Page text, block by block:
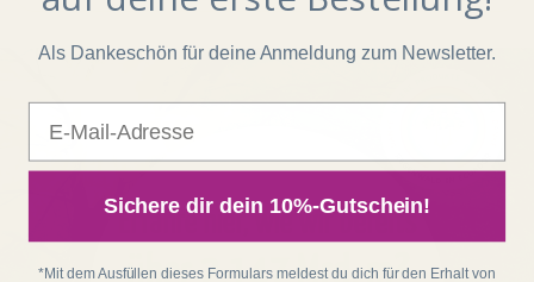
Erfahre hier, wie wir bereits
über 2,147 Mrd. m²
Als Dankeschön für deine Anmeldung zum Newsletter.
Sichere dir dein 10%-Gutschein!
*Mit dem Ausfüllen dieses Formulars meldest du dich für den Erhalt von